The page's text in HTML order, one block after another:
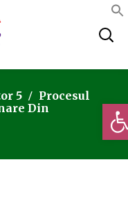
5
Procesul
Din